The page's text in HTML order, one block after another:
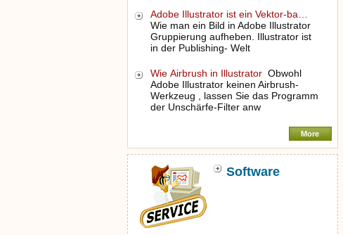
Adobe Illustrator ist ein Vektor-ba…
Wie man ein Bild in Adobe Illustrator
Gruppierung aufheben. Illustrator ist
in der Publishing- Welt
Wie Airbrush in Illustrator Obwohl
Adobe Illustrator keinen Airbrush-
Werkzeug , lassen Sie das Programm
der Unschärfe-Filter anw
More
Software